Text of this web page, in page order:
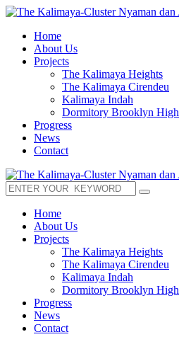
Home
About Us
Projects
The Kalimaya Heights
The Kalimaya Cirendeu
Kalimaya Indah
Dormitory Brooklyn High
Progress
News
Contact
Home
About Us
Projects
The Kalimaya Heights
The Kalimaya Cirendeu
Kalimaya Indah
Dormitory Brooklyn High
Progress
News
Contact